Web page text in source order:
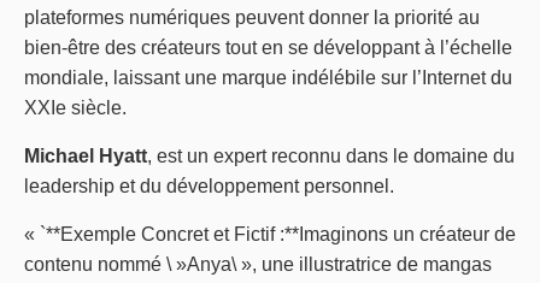
plateformes numériques peuvent donner la priorité au
bien-être des créateurs tout en se développant à l’échelle
mondiale, laissant une marque indélébile sur l’Internet du
XXIe siècle.
Michael Hyatt, est un expert reconnu dans le domaine du
leadership et du développement personnel.
« `**Exemple Concret et Fictif :**Imaginons un créateur de
contenu nommé \ »Anya\ », une illustratrice de mangas